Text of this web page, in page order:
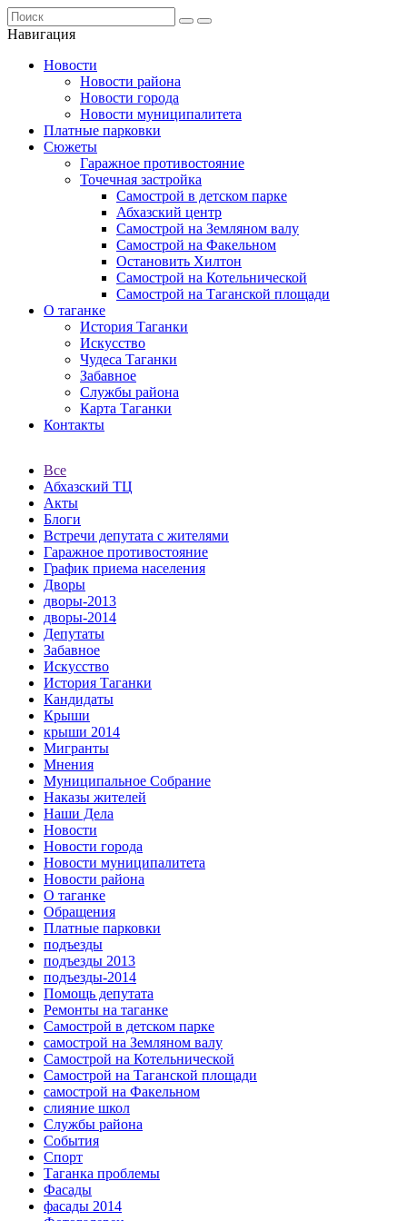
Навигация
Новости
Новости района
Новости города
Новости муниципалитета
Платные парковки
Сюжеты
Гаражное противостояние
Точечная застройка
Самострой в детском парке
Абхазский центр
Самострой на Земляном валу
Самострой на Факельном
Остановить Хилтон
Самострой на Котельнической
Самострой на Таганской площади
О таганке
История Таганки
Искусство
Чудеса Таганки
Забавное
Службы района
Карта Таганки
Контакты
Все
Абхазский ТЦ
Акты
Блоги
Встречи депутата с жителями
Гаражное противостояние
График приема населения
Дворы
дворы-2013
дворы-2014
Депутаты
Забавное
Искусство
История Таганки
Кандидаты
Крыши
крыши 2014
Мигранты
Мнения
Муниципальное Собрание
Наказы жителей
Наши Дела
Новости
Новости города
Новости муниципалитета
Новости района
О таганке
Обращения
Платные парковки
подъезды
подъезды 2013
подъезды-2014
Помощь депутата
Ремонты на таганке
Самострой в детском парке
самострой на Земляном валу
Самострой на Котельнической
Самострой на Таганской площади
самострой на Факельном
слияние школ
Службы района
События
Спорт
Таганка проблемы
Фасады
фасады 2014